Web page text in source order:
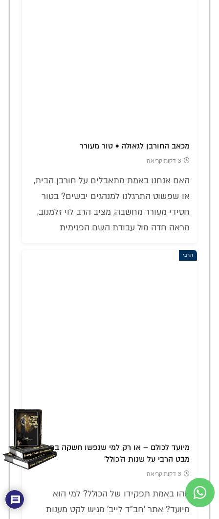
מכאב החורבן לגאולה • טור מעורר
3 דקות קריאה
האם אנחנו באמת מתאבלים על חורבן הבית,
או שפשוט התרגלנו למנהגים יבשים? בטור
חסידי מעורר מחשבה, מציב הרב לוי זלמנוב,
מראה חדה מול עבודת השם הפנימית
הרבי
מיועד לכולם – או רק למי שנפשו חשקה בתורה?
מבט הרבי על שנות ה'כולל'
3 דקות קריאה
מהו באמת תפקידו של הכולל? למי הוא
מיועד? אתר 'חב"ד לייב' מגיש לקט מענות